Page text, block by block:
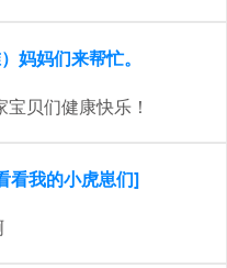
妈妈们来帮忙。
贝们健康快乐！
看我的小虎崽们]